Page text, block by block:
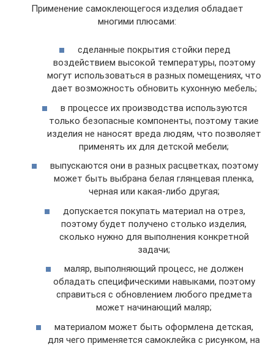
Применение самоклеющегося изделия обладает
многими плюсами:
сделанные покрытия стойки перед
воздействием высокой температуры, поэтому
могут использоваться в разных помещениях, что
дает возможность обновить кухонную мебель;
в процессе их производства используются
только безопасные компоненты, поэтому такие
изделия не наносят вреда людям, что позволяет
применять их для детской мебели;
выпускаются они в разных расцветках, поэтому
может быть выбрана белая глянцевая пленка,
черная или какая-либо другая;
допускается покупать материал на отрез,
поэтому будет получено столько изделия,
сколько нужно для выполнения конкретной
задачи;
маляр, выполняющий процесс, не должен
обладать специфическими навыками, поэтому
справиться с обновлением любого предмета
может начинающий маляр;
материалом может быть оформлена детская,
для чего применяется самоклейка с рисунком, на